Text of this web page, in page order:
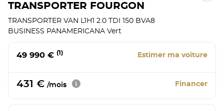
TRANSPORTER FOURGON
TRANSPORTER VAN L1H1 2.0 TDI 150 BVA8
BUSINESS PANAMERICANA Vert
49 990 € (1) Estimer ma voiture
431 € /mois Financer